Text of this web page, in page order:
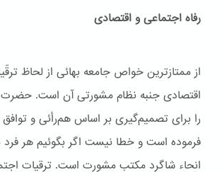
رفاه اجتماعی و اقتصادی
از ممتازترین خواص جامعه بهائی از لحاظ
اقتصادی جنبه نظام مشورتی آن است. حضرت
را برای تصمیم‌گیری بر اساس هم‌رأئی و
فرموده است و خطا نیست اگر بگوئیم هر فرد
انحاء شاگرد مکتب مشورت است. ترقیات